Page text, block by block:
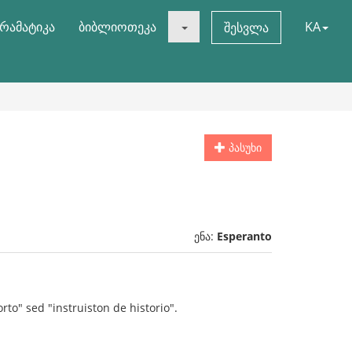
ბიბლიოთეკა შესვლა KA
პასუხი
ენა: Esperanto
sed "instruiston de historio".